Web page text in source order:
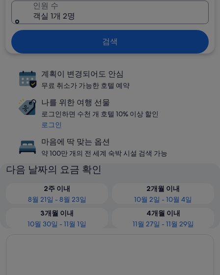
인원 수
객실 1개 2명
검색
계획이 변경되어도 안심
무료 취소가 가능한 호텔 예약
나를 위한 여행 선물
로그인하면 수천 개 호텔 10% 이상 할인
로그인
마음에 딱 맞는 옵션
약 100만 개의 전 세계 숙박 시설 검색 가능
다음 날짜의 요금 확인
2주 이내
8월 21일 - 8월 23일
2개월 이내
10월 2일 - 10월 4일
3개월 이내
10월 30일 - 11월 1일
4개월 이내
11월 27일 - 11월 29일